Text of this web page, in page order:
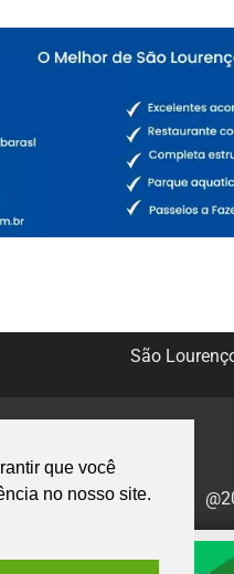
que você
no nosso site.
São